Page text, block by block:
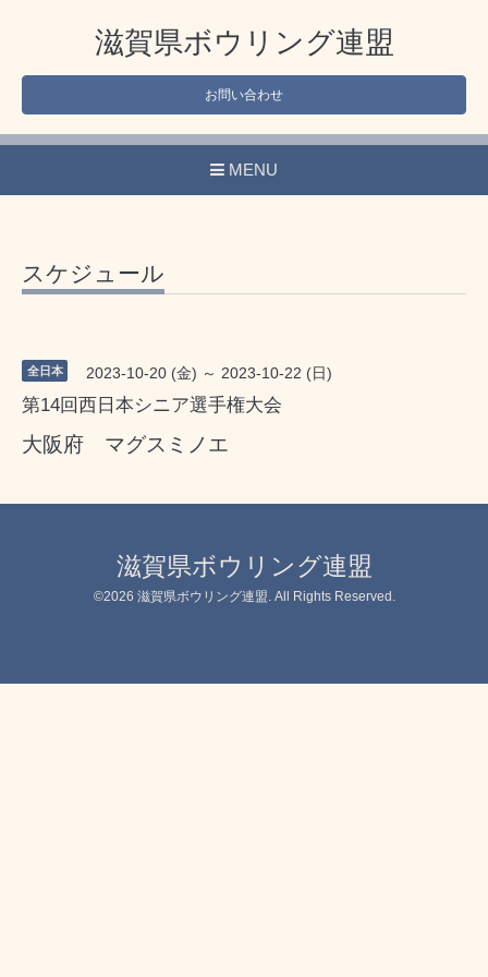
滋賀県ボウリング連盟
お問い合わせ
MENU
スケジュール
全日本 2023-10-20 (金) ～ 2023-10-22 (日)
第14回西日本シニア選手権大会
大阪府 マグスミノエ
滋賀県ボウリング連盟
©2026 滋賀県ボウリング連盟 . All Rights Reserved.